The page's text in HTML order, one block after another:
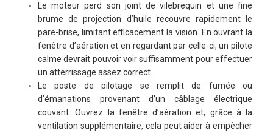
Le moteur perd son joint de vilebrequin et une fine
brume de projection d’huile recouvre rapidement le
pare-brise, limitant efficacement la vision. En ouvrant la
fenêtre d’aération et en regardant par celle-ci, un pilote
calme devrait pouvoir voir suffisamment pour effectuer
un atterrissage assez correct.
Le poste de pilotage se remplit de fumée ou
d’émanations provenant d’un câblage électrique
couvant. Ouvrez la fenêtre d’aération et, grâce à la
ventilation supplémentaire, cela peut aider à empêcher